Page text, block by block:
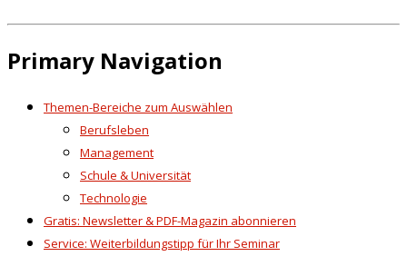
Primary Navigation
Themen-Bereiche zum Auswählen
Berufsleben
Management
Schule & Universität
Technologie
Gratis: Newsletter & PDF-Magazin abonnieren
Service: Weiterbildungstipp für Ihr Seminar